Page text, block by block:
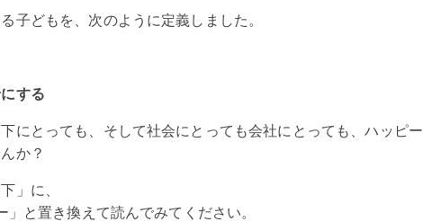
子どもを、次のように定義しました。
する
にとっても、そして社会にとっても会社にとっても、ハッピー
か？
」に、
」と置き換えて読んでみてください。